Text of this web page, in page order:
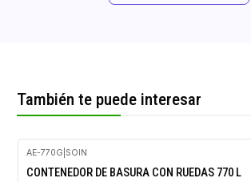
También te puede interesar
-30%
OFF
AE-770G SOIN
CONTENEDOR DE BASURA CON RUEDAS 770 L